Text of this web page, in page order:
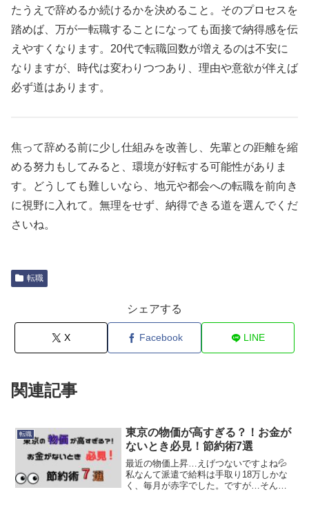
たうえで辞めるか続けるかを決めること。そのプロセスを
踏めば、万が一転職することになっても面接で納得感を伝
えやすくなります。20代で転職回数が増えるのは不安に
なりますが、時代は変わりつつあり、理由や意欲が伴えば
必ず道はあります。
焦って辞める前に少し仕組みを改善し、先輩との距離を縮
める努力もしてみると、環境が好転する可能性がありま
す。どうしても難しいなら、地元や都会への転職を前向き
に視野に入れて。無理をせず、納得できる道を選んでくだ
さいね。
転職
シェアする
X Facebook LINE
関連記事
転職
東京の物価が高すぎる？！お金が
ないとき必見！節約術7選
最近の物価上昇…えげつないですよね💦
私なんて派遣で給料は手取り18万しかな
く、毎月が赤字でした。ですが…そんな